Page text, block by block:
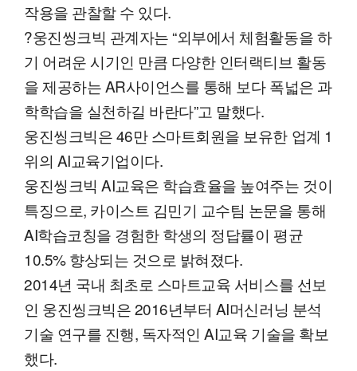
작용을 관찰할 수 있다.
?웅진씽크빅 관계자는 “외부에서 체험활동을 하
기 어려운 시기인 만큼 다양한 인터랙티브 활동
을 제공하는 AR사이언스를 통해 보다 폭넓은 과
학학습을 실천하길 바란다”고 말했다.
웅진씽크빅은 46만 스마트회원을 보유한 업계 1
위의 AI교육기업이다.
웅진씽크빅 AI교육은 학습효율을 높여주는 것이
특징으로, 카이스트 김민기 교수팀 논문을 통해
AI학습코칭을 경험한 학생의 정답률이 평균
10.5% 향상되는 것으로 밝혀졌다.
2014년 국내 최초로 스마트교육 서비스를 선보
인 웅진씽크빅은 2016년부터 AI머신러닝 분석
기술 연구를 진행, 독자적인 AI교육 기술을 확보
했다.